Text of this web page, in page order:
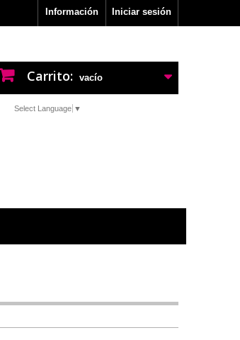
Iniciar sesión
Información
Carrito: vacío
Select Language ▼